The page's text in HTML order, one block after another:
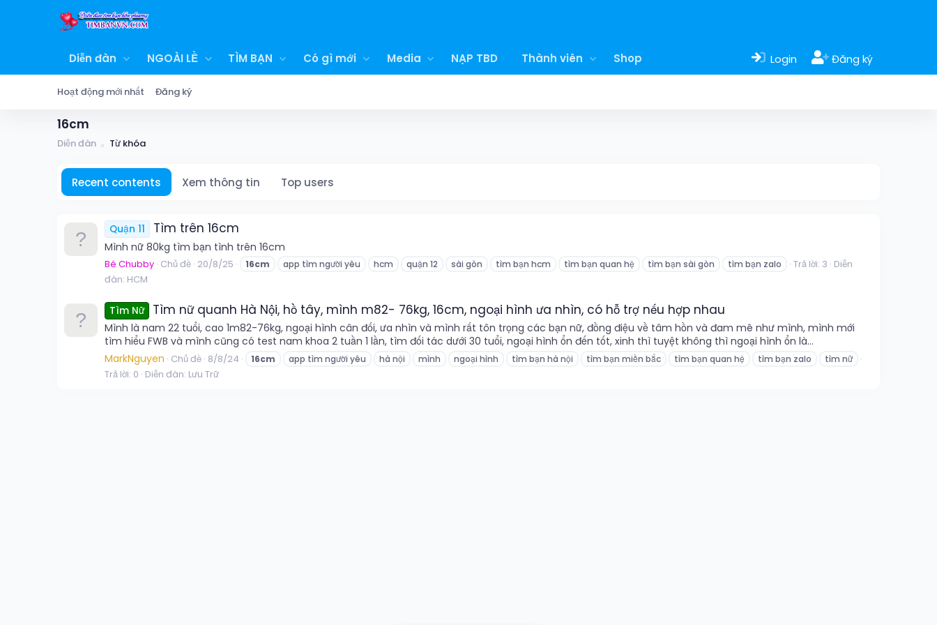
Diễn đàn NGOÀI LỀ TÌM BẠN Có gì mới Media NẠP TBD Thành viên Shop Login Đăng ký
Hoạt động mới nhất Đăng ký
16cm
Diễn đàn Từ khóa
Recent contents Xem thông tin Top users
Quận 11 Tìm trên 16cm
Mình nữ 80kg tìm bạn tình trên 16cm
Bé Chubby Chủ đề 20/8/25 16cm app tìm người yêu hcm quận 12 sài gòn tìm bạn hcm tìm bạn quan hệ tìm bạn sài gòn tìm bạn zalo Trả lời: 3 Diễn
đàn: HCM
Tìm Nữ Tìm nữ quanh Hà Nội, hồ tây, mình m82- 76kg, 16cm, ngoại hình ưa nhìn, có hỗ trợ nếu hợp nhau
Mình là nam 22 tuổi, cao 1m82-76kg, ngoại hình cân đối, ưa nhìn và mình rất tôn trọng các bạn nữ, đồng điệu về tâm hồn và đam mê như mình, mình mới
tìm hiểu FWB và mình cũng có test nam khoa 2 tuần 1 lần, tìm đối tác dưới 30 tuổi, ngoại hình ổn đến tốt, xinh thì tuyệt không thì ngoại hình ổn là...
MarkNguyen Chủ đề 8/8/24 16cm app tìm người yêu hà nội mình ngoại hình tìm bạn hà nội tìm bạn miền bắc tìm bạn quan hệ tìm bạn zalo tìm nữ
Trả lời: 0 Diễn đàn: Lưu Trữ